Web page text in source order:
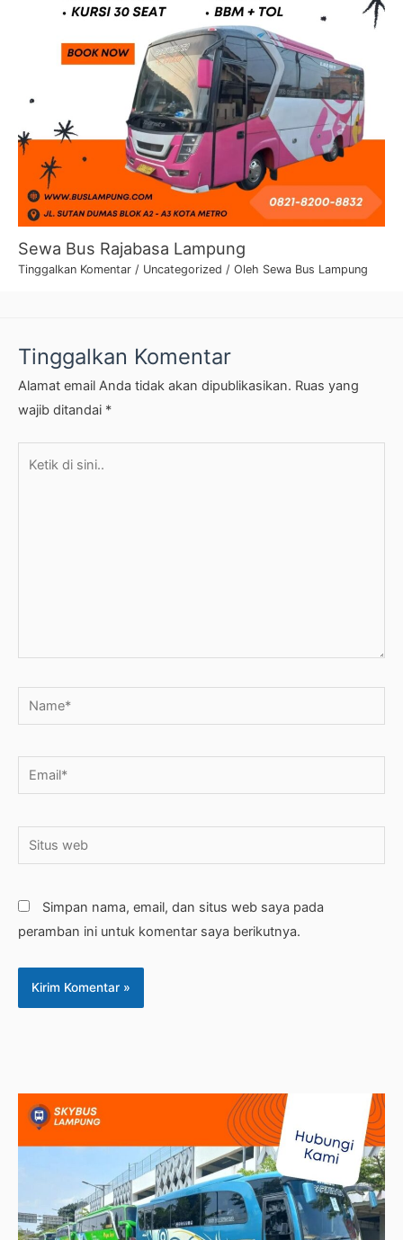
Sewa Bus Rajabasa Lampung
Tinggalkan Komentar / Uncategorized / Oleh Sewa Bus Lampung
Tinggalkan Komentar
Alamat email Anda tidak akan dipublikasikan. Ruas yang
wajib ditandai *
Name*
Email*
Situs
web
Simpan nama, email, dan situs web saya pada
peramban ini untuk komentar saya berikutnya.